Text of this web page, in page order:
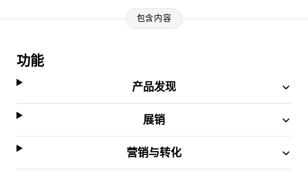
包含内容
功能
产品发现
展销
营销与转化